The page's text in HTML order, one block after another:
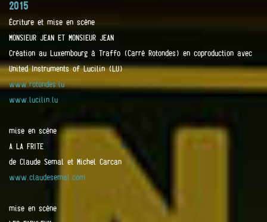
2015
Écriture et mise en scène
MONSIEUR JEAN ET MONSIEUR JEAN
Création au Luxembourg à Traffo (Carré Rotondes) en coproduction avec
United Instruments of Lucilin (LU)
www.rotondes.lu
www.lucilin.lu
mise en scène
A LA FRITE
de Claude Semal et Michel Carcan
www.claudesemal.com
mise en scène